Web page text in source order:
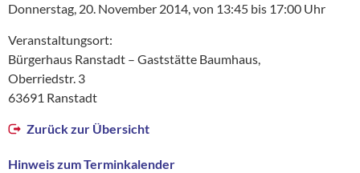
Donnerstag, 20. November 2014, von 13:45 bis 17:00 Uhr
Veranstaltungsort:
Bürgerhaus Ranstadt – Gaststätte Baumhaus,
Oberriedstr. 3
63691 Ranstadt
Zurück zur Übersicht
Hinweis zum Terminkalender